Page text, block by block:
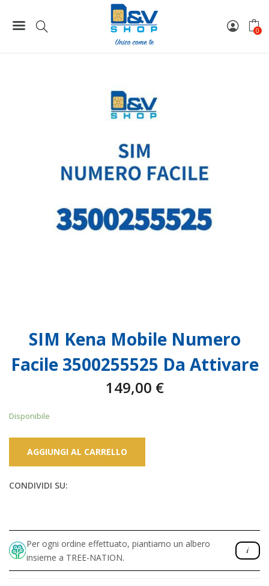
0
SIM Kena Mobile Numero Facile 3500255525 Da Attivare
SIM Kena Mobile Numero
Facile 3500255525 Da Attivare
149,00 €
Disponibile
AGGIUNGI AL CARRELLO
CONDIVIDI SU:
Per ogni ordine effettuato, piantiamo un albero
insieme a TREE-NATION.